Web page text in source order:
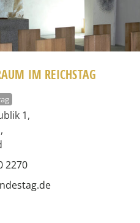
IM REICHSTAG
1,
,
2270